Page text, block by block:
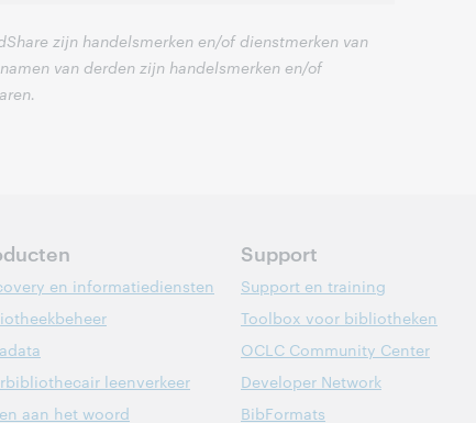
zijn handelsmerken en/of dienstmerken van
van derden zijn handelsmerken en/of
en informatiediensten
leenverkeer
aan het woord
Support
Support en training
Toolbox voor bibliotheken
OCLC Community Center
Developer Network
BibFormats